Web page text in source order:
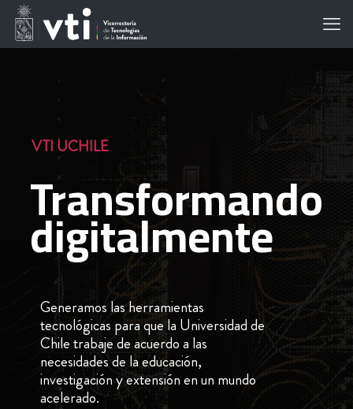
Transformando
digitalmente
VTI UCHILE
Generamos las herramientas
tecnológicas para que la Universidad de
Chile trabaje de acuerdo a las
necesidades de la educación,
investigación y extensión en un mundo
acelerado.